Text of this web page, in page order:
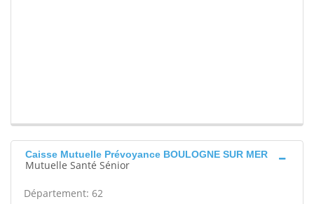
Caisse Mutuelle Prévoyance BOULOGNE SUR MER
Mutuelle Santé Sénior
Département: 62